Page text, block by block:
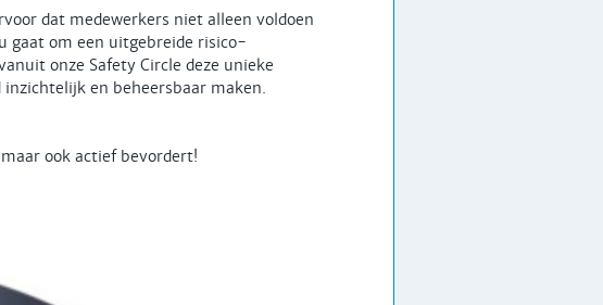
dat medewerkers niet alleen voldoen
gaat om een uitgebreide risico-
onze Safety Circle deze unieke
en beheersbaar maken.
ook actief bevordert!